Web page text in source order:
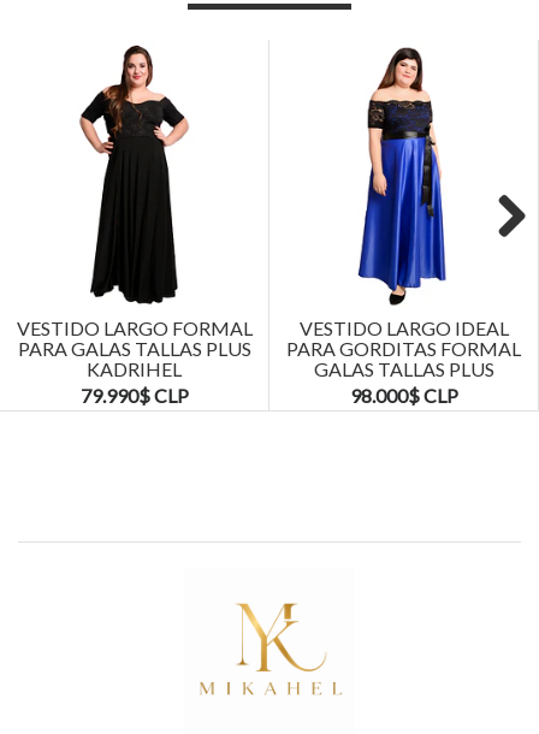
VESTIDO LARGO FORMAL
PARA GALAS TALLAS PLUS
KADRIHEL
79.990$ CLP
VESTIDO LARGO IDEAL
PARA GORDITAS FORMAL
GALAS TALLAS PLUS
KADRIHEL
98.000$ CLP